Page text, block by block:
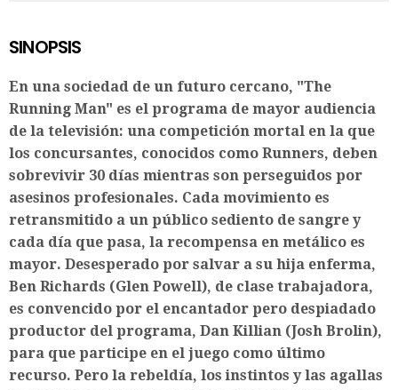
SINOPSIS
En una sociedad de un futuro cercano, "The
Running Man" es el programa de mayor audiencia
de la televisión: una competición mortal en la que
los concursantes, conocidos como Runners, deben
sobrevivir 30 días mientras son perseguidos por
asesinos profesionales. Cada movimiento es
retransmitido a un público sediento de sangre y
cada día que pasa, la recompensa en metálico es
mayor. Desesperado por salvar a su hija enferma,
Ben Richards (Glen Powell), de clase trabajadora,
es convencido por el encantador pero despiadado
productor del programa, Dan Killian (Josh Brolin),
para que participe en el juego como último
recurso. Pero la rebeldía, los instintos y las agallas